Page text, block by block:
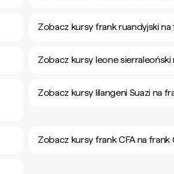
Zobacz kursy frank ruandyjski na
Zobacz kursy leone sierraleoński
Zobacz kursy lilangeni Suazi na
Zobacz kursy frank CFA na frank